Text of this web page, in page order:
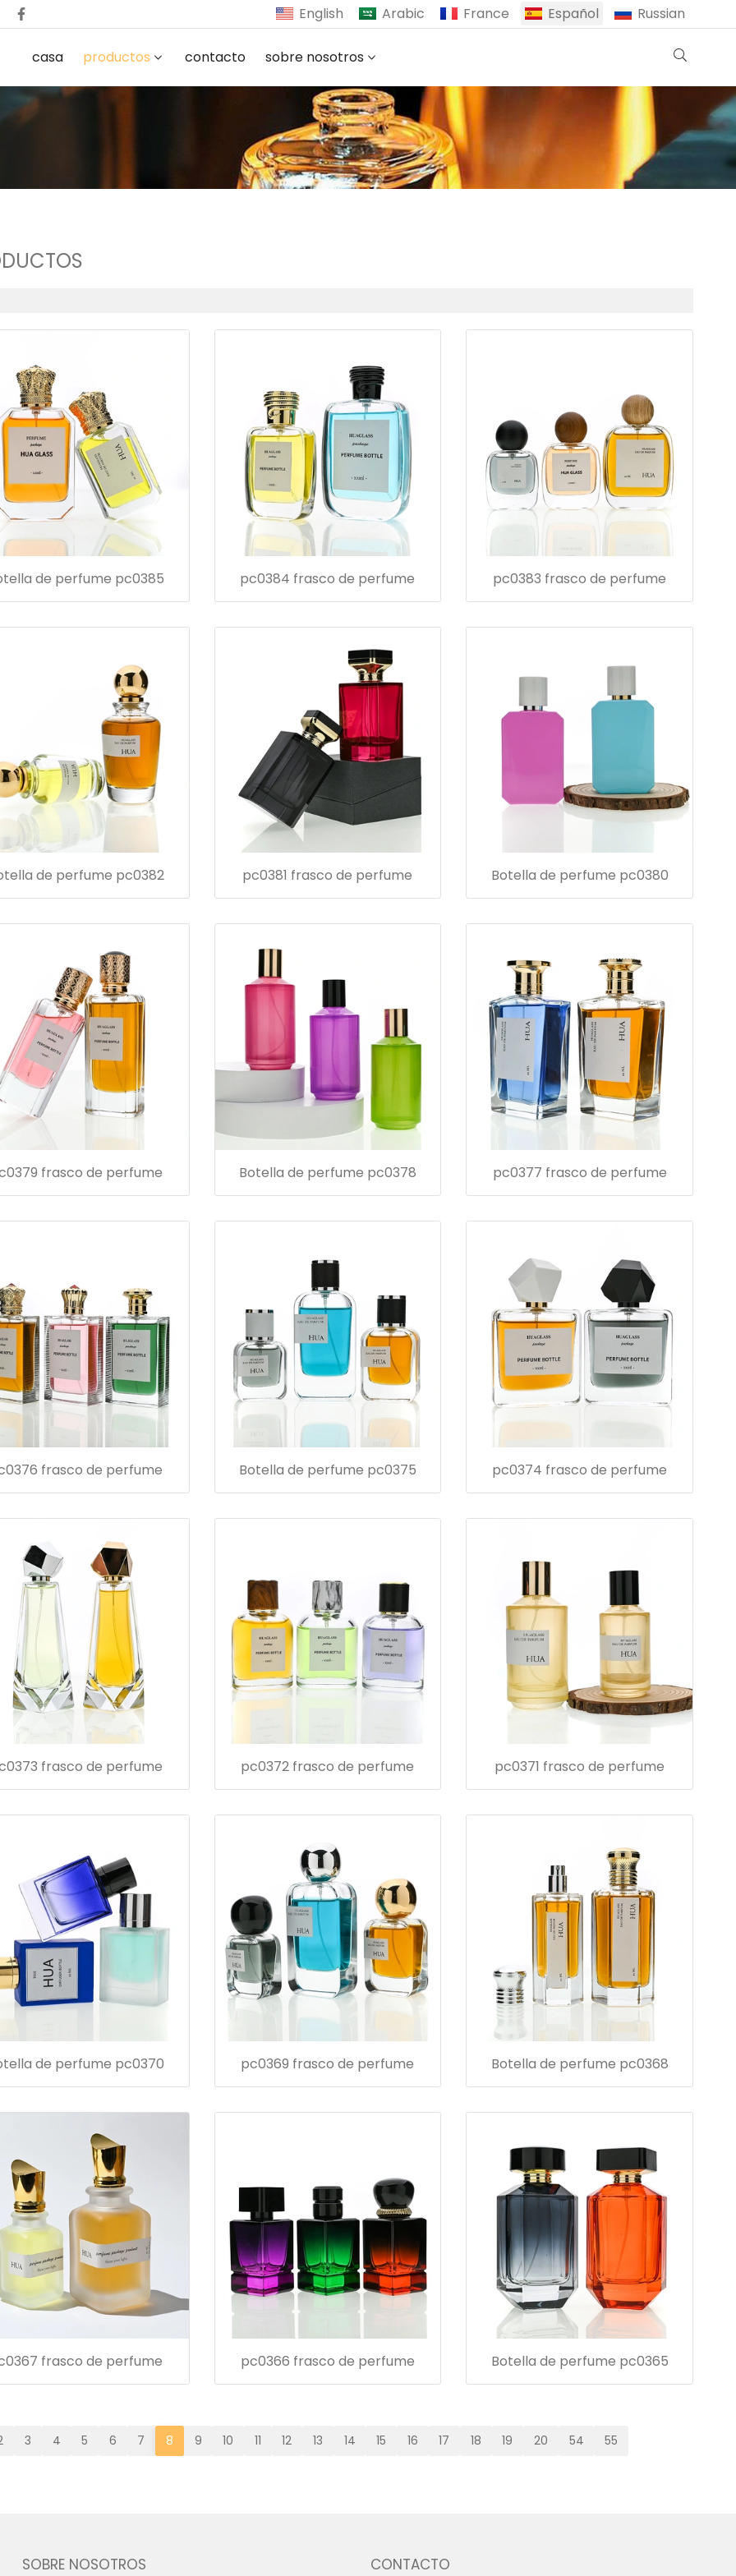
English Arabic France Español Russian
casa productos contacto sobre nosotros
de perfume pc0385 pc0384 frasco de perfume pc0383 frasco de perfume
de perfume pc0382 pc0381 frasco de perfume Botella de perfume pc0380
frasco de perfume Botella de perfume pc0378 pc0377 frasco de perfume
frasco de perfume Botella de perfume pc0375 pc0374 frasco de perfume
frasco de perfume pc0372 frasco de perfume pc0371 frasco de perfume
de perfume pc0370 pc0369 frasco de perfume Botella de perfume pc0368
frasco de perfume pc0366 frasco de perfume Botella de perfume pc0365
3 4 5 6 7 8 9 10 11 12 13 14 15 16 17 18 19 20 54 55
SOBRE NOSOTROS CONTACTO